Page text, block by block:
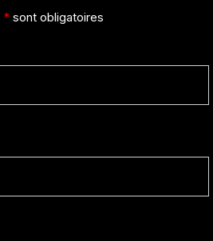
* sont obligatoires